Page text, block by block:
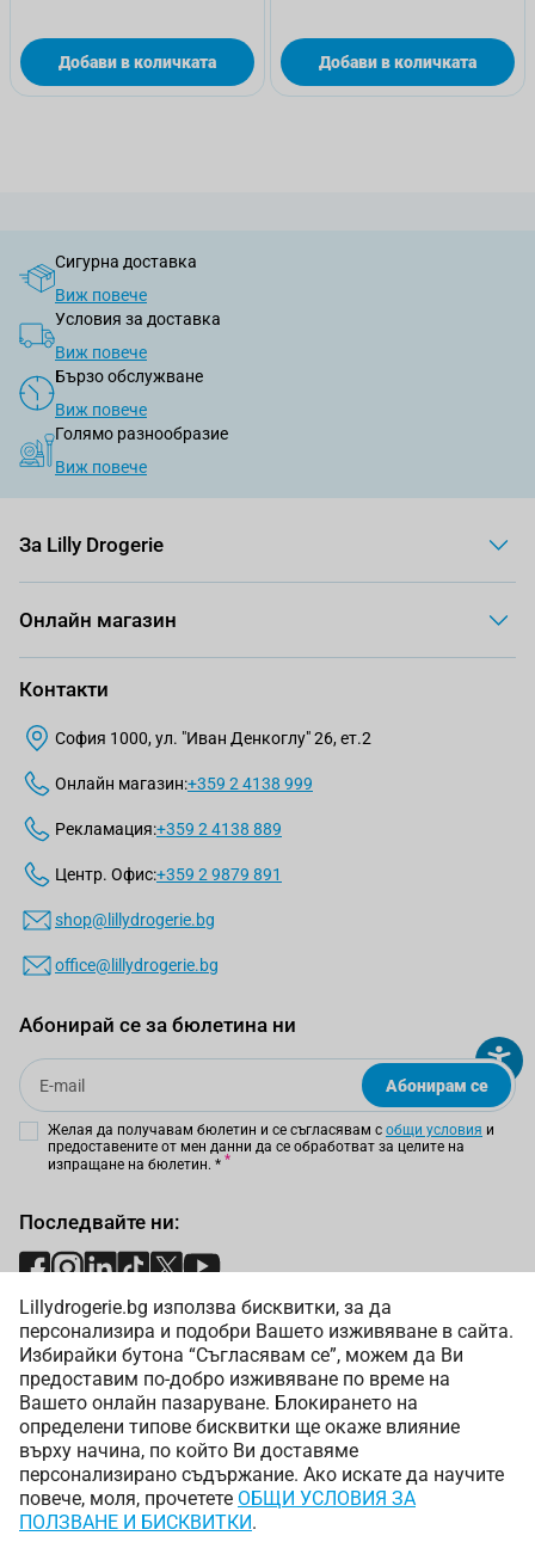
Lillydrogerie.bg използва бисквитки, за да
персонализира и подобри Вашето изживяване в сайта.
Избирайки бутона “Съгласявам се”, можем да Ви
предоставим по-добро изживяване по време на
Вашето онлайн пазаруване. Блокирането на
определени типове бисквитки ще окаже влияние
върху начина, по който Ви доставяме
персонализирано съдържание. Ако искате да научите
повече, моля, прочетете ОБЩИ УСЛОВИЯ ЗА
ПОЛЗВАНЕ И БИСКВИТКИ.
Добави в количката Добави в количката
Сигурна доставка
Виж повече
Условия за доставка
Виж повече
Бързо обслужване
Виж повече
Голямо разнообразие
Виж повече
За Lilly Drogerie
Онлайн магазин
Контакти
София 1000, ул. "Иван Денкоглу" 26, ет.2
Онлайн магазин:+359 2 4138 999
Рекламация:+359 2 4138 889
Центр. Офис:+359 2 9879 891
shop@lillydrogerie.bg
office@lillydrogerie.bg
Абонирай се за бюлетина ни
Email
Абонирам се
Желая да получавам бюлетин и се съгласявам с общи условия и
предоставените от мен данни да се обработват за целите на
изпращане на бюлетин. *
Последвайте ни:
Начини на плащане:
Начини на доставка: